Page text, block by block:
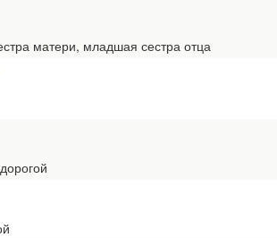
матери, младшая сестра отца